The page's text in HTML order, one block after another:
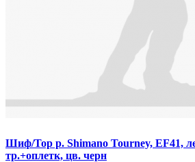
Шиф/Тор р. Shimano Tourney, EF41,
тр.+оплетк, цв. черн